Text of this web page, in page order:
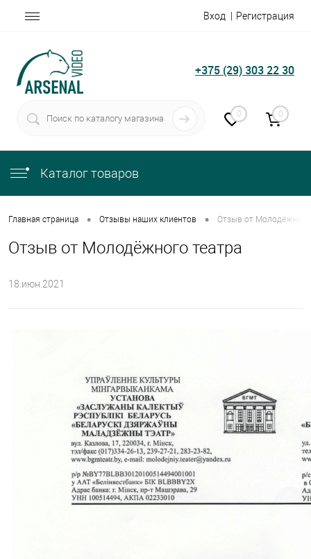
Вход Регистрация
+375 (29) 303 22 30
0 0
Каталог товаров
Главная страница • Отзывы наших клиентов • Отзыв от Молодёжного
Отзыв от Молодёжного театра
18.июн.2021